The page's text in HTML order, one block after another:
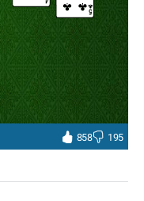
858 195